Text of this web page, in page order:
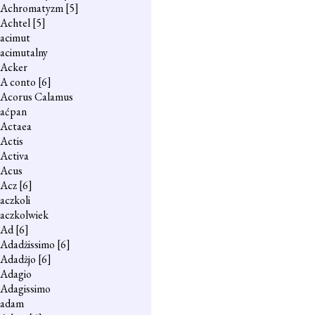
Achromatyzm[5]
Achtel[5]
acimut
acimutalny
Acker
A conto [6]
Acorus Calamus
aćpan
Actaea
Actis
Activa
Acus
Acz[6]
aczkoli
aczkolwiek
Ad[6]
Adadżissimo [6]
Adadżjo [6]
Adagio
Adagissimo
adam